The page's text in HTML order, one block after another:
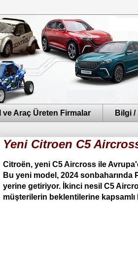
Araç Üreten Firmalar Bilgi /
Yeni Citroen C5 Aircross
Citroën, yeni C5 Aircross ile
Bu yeni model, 2024 sonbaharında
yerine getiriyor. İkinci nesil C5
müşterilerin beklentilerine